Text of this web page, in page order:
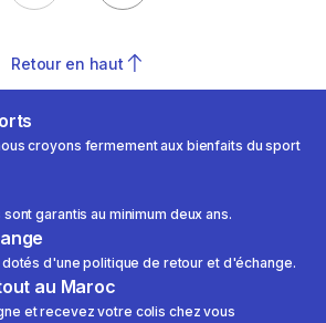
Retour en haut
croyons fermement aux bienfaits du sport
garantis au minimum deux ans.
d'une politique de retour et d'échange.
au Maroc
et recevez votre colis chez vous